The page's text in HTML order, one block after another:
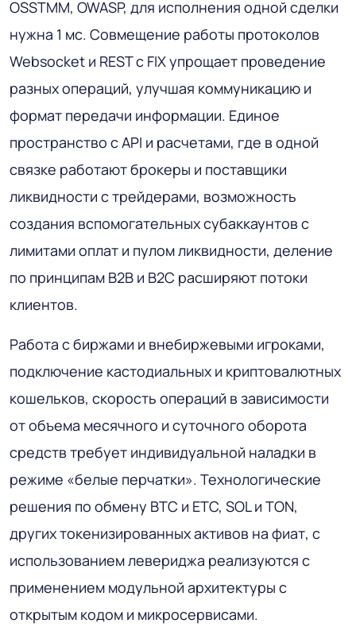
OSSTMM, OWASP, для исполнения одной сделки
нужна 1 мс. Совмещение работы протоколов
Websocket и REST с FIX упрощает проведение
разных операций, улучшая коммуникацию и
формат передачи информации. Единое
пространство с API и расчетами, где в одной
связке работают брокеры и поставщики
ликвидности с трейдерами, возможность
создания вспомогательных субаккаунтов с
лимитами оплат и пулом ликвидности, деление
по принципам В2В и В2С расширяют потоки
клиентов.
Работа с биржами и внебиржевыми игроками,
подключение кастодиальных и криптовалютных
кошельков, скорость операций в зависимости
от объема месячного и суточного оборота
средств требует индивидуальной наладки в
режиме «белые перчатки». Технологические
решения по обмену BTC и ETC, SOL и TON,
других токенизированных активов на фиат, с
использованием левериджа реализуются с
применением модульной архитектуры с
открытым кодом и микросервисами.